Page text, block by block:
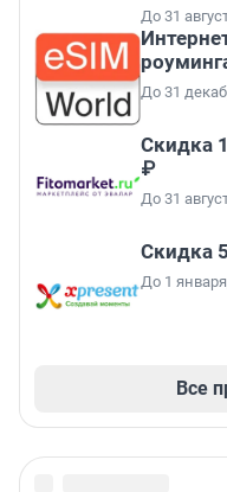
До 31
До 31
Скидка
₽
До 31
Скидка
До 1
Все